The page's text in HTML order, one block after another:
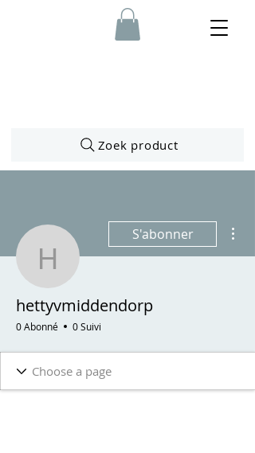
Zoek product
S'abonner
hettyvmiddendorp
0 Abonné 0 Suivi